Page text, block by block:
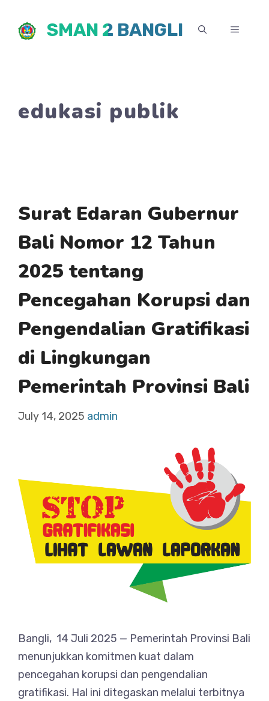
SMAN 2 BANGLI MENU
edukasi publik
Surat Edaran Gubernur
Bali Nomor 12 Tahun
2025 tentang
Pencegahan Korupsi dan
Pengendalian Gratifikasi
di Lingkungan
Pemerintah Provinsi Bali
July 14, 2025 admin
Bangli, 14 Juli 2025 — Pemerintah Provinsi Bali
menunjukkan komitmen kuat dalam
pencegahan korupsi dan pengendalian
gratifikasi. Hal ini ditegaskan melalui terbitnya